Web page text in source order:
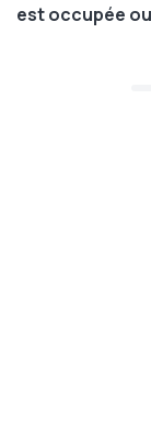
est occupée